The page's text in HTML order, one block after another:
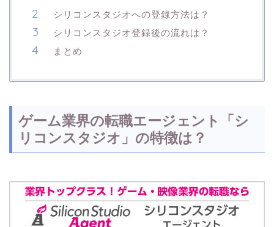
シリコンスタジオへの登録方法は？
シリコンスタジオ登録後の流れは？
まとめ
ゲーム業界の転職エージェント「シ
リコンスタジオ」の特徴は？